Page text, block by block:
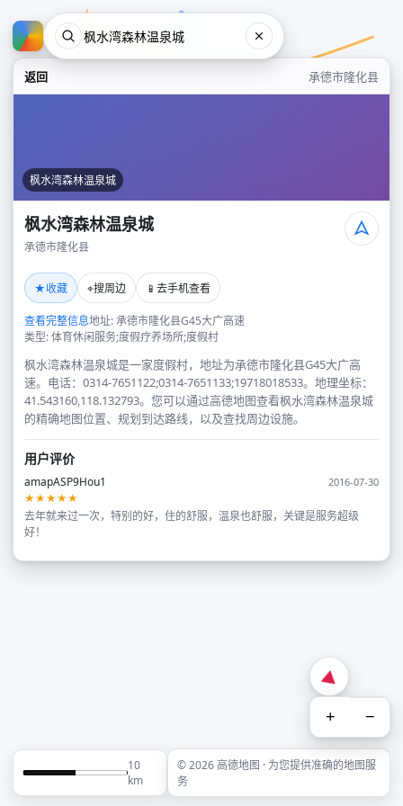
返回 承德市隆化县
枫水湾森林温泉城
枫水湾森林温泉城
承德市隆化县
★收藏 ⌖搜周边 📱 去手机查看
查看完整信息地址: 承德市隆化县G45大广高速
类型: 体育休闲服务;度假疗养场所;度假村
枫水湾森林温泉城是一家度假村，地址为承德市隆化县G45大广高
速。电话：0314-7651122;0314-7651133;19718018533。地理坐标：
41.543160,118.132793。您可以通过高德地图查看枫水湾森林温泉城
的精确地图位置、规划到达路线，以及查找周边设施。
用户评价
amapASP9Hou1
2016-07-30
★★★★★
去年就来过一次，特别的好，住的舒服，温泉也舒服，关键是服务超级
好！
+ −
10
km
© 2026 高德地图 · 为您提供准确的地图服
务